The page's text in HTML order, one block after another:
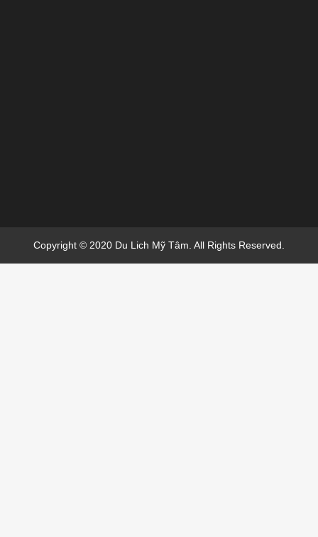
Copyright © 2020 Du Lich Mỹ Tâm. All Rights Reserved.